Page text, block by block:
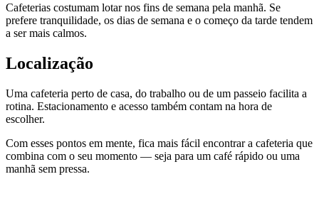
Cafeterias costumam lotar nos fins de semana pela manhã. Se
prefere tranquilidade, os dias de semana e o começo da tarde tendem
a ser mais calmos.
Localização
Uma cafeteria perto de casa, do trabalho ou de um passeio facilita a
rotina. Estacionamento e acesso também contam na hora de
escolher.
Com esses pontos em mente, fica mais fácil encontrar a cafeteria que
combina com o seu momento — seja para um café rápido ou uma
manhã sem pressa.